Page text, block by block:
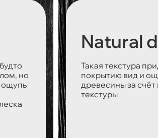
но
Natural
Такая текстура
покрытию вид и
древесины за счёт
текстуры